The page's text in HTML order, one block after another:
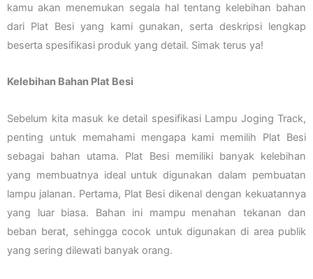
kamu akan menemukan segala hal tentang kelebihan bahan
dari Plat Besi yang kami gunakan, serta deskripsi lengkap
beserta spesifikasi produk yang detail. Simak terus ya!
Kelebihan Bahan Plat Besi
Sebelum kita masuk ke detail spesifikasi Lampu Joging Track,
penting untuk memahami mengapa kami memilih Plat Besi
sebagai bahan utama. Plat Besi memiliki banyak kelebihan
yang membuatnya ideal untuk digunakan dalam pembuatan
lampu jalanan. Pertama, Plat Besi dikenal dengan kekuatannya
yang luar biasa. Bahan ini mampu menahan tekanan dan
beban berat, sehingga cocok untuk digunakan di area publik
yang sering dilewati banyak orang.